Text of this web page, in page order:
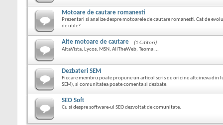
Motoare de cautare romanesti
Prezentari si analize despre motoarele de cautare romanesti. Cat de
de utile?
Alte motoare de cautare
(1 Cititori)
AltaVista, Lycos, MSN, AllTheWeb, Teoma ...
Dezbateri SEM
Fiecare membru poate propune un articol scris de oricine altcineva din
SEM), si comunitatea poate comenta si dezbate.
SEO Soft
Cu si despre software-ul SEO dezvoltat de comunitate.